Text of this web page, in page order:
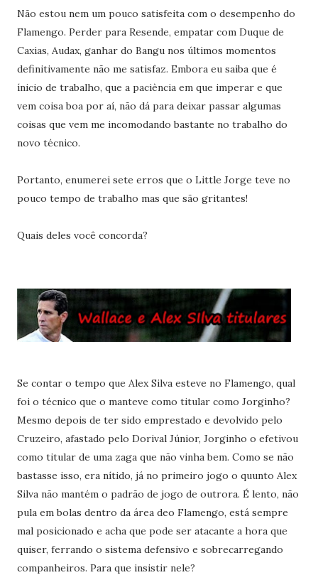
Não estou nem um pouco satisfeita com o desempenho do
Flamengo. Perder para Resende, empatar com Duque de
Caxias, Audax, ganhar do Bangu nos últimos momentos
definitivamente não me satisfaz. Embora eu saiba que é
ínicio de trabalho, que a paciència em que imperar e que
vem coisa boa por aí, não dá para deixar passar algumas
coisas que vem me incomodando bastante no trabalho do
novo técnico.
Portanto, enumerei sete erros que o Little Jorge teve no
pouco tempo de trabalho mas que são gritantes!
Quais deles você concorda?
Se contar o tempo que Alex Silva esteve no Flamengo, qual
foi o técnico que o manteve como titular como Jorginho?
Mesmo depois de ter sido emprestado e devolvido pelo
Cruzeiro, afastado pelo Dorival Júnior, Jorginho o efetivou
como titular de uma zaga que não vinha bem. Como se não
bastasse isso, era nítido, já no primeiro jogo o quunto Alex
Silva não mantém o padrão de jogo de outrora. É lento, não
pula em bolas dentro da área deo Flamengo, está sempre
mal posicionado e acha que pode ser atacante a hora que
quiser, ferrando o sistema defensivo e sobrecarregando
companheiros. Para que insistir nele?